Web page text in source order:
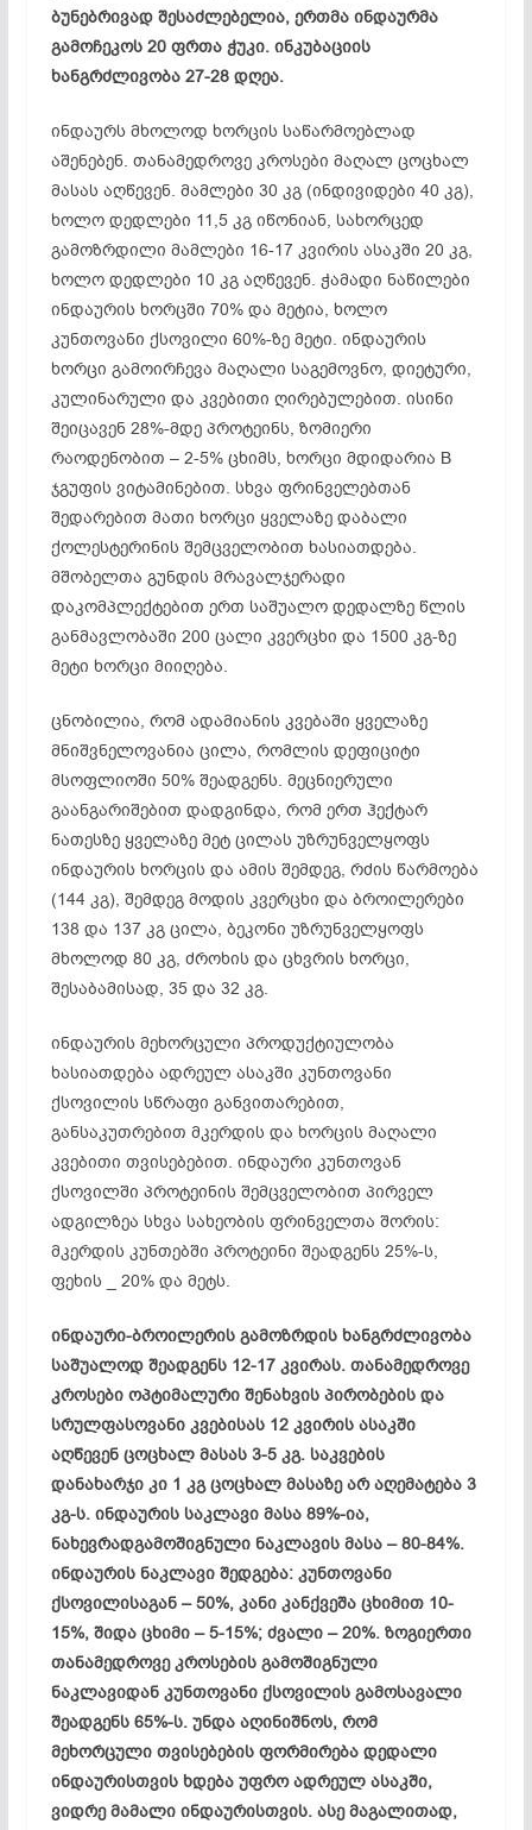
ბუნებრივად შესაძლებელია, ერთმა ინდაურმა
გამოჩეკოს 20 ფრთა ჭუკი. ინკუბაციის
ხანგრძლივობა 27-28 დღეა.
ინდაურს მხოლოდ ხორცის საწარმოებლად
აშენებენ. თანამედროვე კროსები მაღალ ცოცხალ
მასას აღწევენ. მამლები 30 კგ (ინდივიდები 40 კგ),
ხოლო დედლები 11,5 კგ იწონიან, სახორცედ
გამოზრდილი მამლები 16-17 კვირის ასაკში 20 კგ,
ხოლო დედლები 10 კგ აღწევენ. ჭამადი ნაწილები
ინდაურის ხორცში 70% და მეტია, ხოლო
კუნთოვანი ქსოვილი 60%-ზე მეტი. ინდაურის
ხორცი გამოირჩევა მაღალი საგემოვნო, დიეტური,
კულინარული და კვებითი ღირებულებით. ისინი
შეიცავენ 28%-მდე პროტეინს, ზომიერი
რაოდენობით – 2-5% ცხიმს, ხორცი მდიდარია B
ჯგუფის ვიტამინებით. სხვა ფრინველებთან
შედარებით მათი ხორცი ყველაზე დაბალი
ქოლესტერინის შემცველობით ხასიათდება.
მშობელთა გუნდის მრავალჯერადი
დაკომპლექტებით ერთ საშუალო დედალზე წლის
განმავლობაში 200 ცალი კვერცხი და 1500 კგ-ზე
მეტი ხორცი მიიღება.
ცნობილია, რომ ადამიანის კვებაში ყველაზე
მნიშვნელოვანია ცილა, რომლის დეფიციტი
მსოფლიოში 50% შეადგენს. მეცნიერული
გაანგარიშებით დადგინდა, რომ ერთ ჰექტარ
ნათესზე ყველაზე მეტ ცილას უზრუნველყოფს
ინდაურის ხორცის და ამის შემდეგ, რძის წარმოება
(144 კგ), შემდეგ მოდის კვერცხი და ბროილერები
138 და 137 კგ ცილა, ბეკონი უზრუნველყოფს
მხოლოდ 80 კგ, ძროხის და ცხვრის ხორცი,
შესაბამისად, 35 და 32 კგ.
ინდაურის მეხორცული პროდუქტიულობა
ხასიათდება ადრეულ ასაკში კუნთოვანი
ქსოვილის სწრაფი განვითარებით,
განსაკუთრებით მკერდის და ხორცის მაღალი
კვებითი თვისებებით. ინდაური კუნთოვან
ქსოვილში პროტეინის შემცველობით პირველ
ადგილზეა სხვა სახეობის ფრინველთა შორის:
მკერდის კუნთებში პროტეინი შეადგენს 25%-ს,
ფეხის _ 20% და მეტს.
ინდაური-ბროილერის გამოზრდის ხანგრძლივობა
საშუალოდ შეადგენს 12-17 კვირას. თანამედროვე
კროსები ოპტიმალური შენახვის პირობების და
სრულფასოვანი კვებისას 12 კვირის ასაკში
აღწევენ ცოცხალ მასას 3-5 კგ. საკვების
დანახარჯი კი 1 კგ ცოცხალ მასაზე არ აღემატება 3
კგ-ს. ინდაურის საკლავი მასა 89%-ია,
ნახევრადგამოშიგნული ნაკლავის მასა – 80-84%.
ინდაურის ნაკლავი შედგება: კუნთოვანი
ქსოვილისაგან – 50%, კანი კანქვეშა ცხიმით 10-
15%, შიდა ცხიმი – 5-15%; ძვალი – 20%. ზოგიერთი
თანამედროვე კროსების გამოშიგნული
ნაკლავიდან კუნთოვანი ქსოვილის გამოსავალი
შეადგენს 65%-ს. უნდა აღინიშნოს, რომ
მეხორცული თვისებების ფორმირება დედალი
ინდაურისთვის ხდება უფრო ადრეულ ასაკში,
ვიდრე მამალი ინდაურისთვის. ასე მაგალითად,